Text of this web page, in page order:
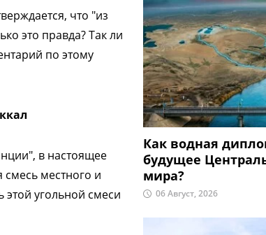
что "из
это правда? Так ли
по этому
в настоящее
смесь местного и
этой угольной смеси
Как водная
будущее
мира?
06 Август, 2026